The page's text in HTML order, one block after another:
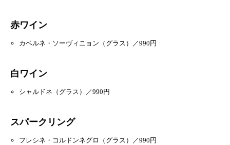
赤ワイン
カベルネ・ソーヴィニョン（グラス）／990円
白ワイン
シャルドネ（グラス）／990円
スパークリング
フレシネ・コルドンネグロ（グラス）／990円